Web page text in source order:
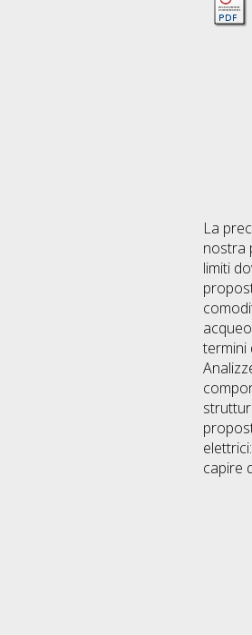
La
nostra
limiti
termini
capire